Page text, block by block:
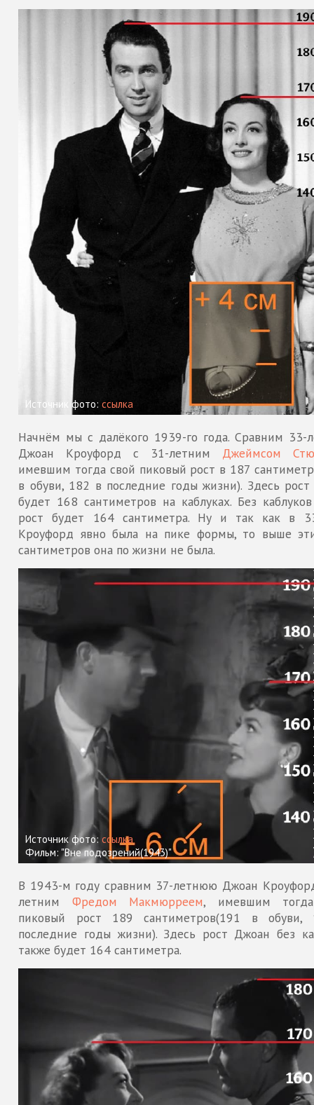
Источник фото:ссылка
Начнём мы с далёкого 1939-го года. Сравним 33-
Джоан Кроуфорд с 31-летним Джеймсом
имевшим тогда свой пиковый рост в 187
в обуви, 182 в последние годы жизни). Здесь
будет 168 сантиметров на каблуках. Без
рост будет 164 сантиметра. Ну и так как в
Кроуфорд явно была на пике формы, то выше
сантиметров она по жизни не была.
Источник фото:ссылка
Фильм: "Вне подозрений(1943)"
В 1943-м году сравним 37-летнюю Джоан
летним Фредом Макмюрреем, имевшим
пиковый рост 189 сантиметров(191 в
последние годы жизни). Здесь рост Джоан без
также будет 164 сантиметра.